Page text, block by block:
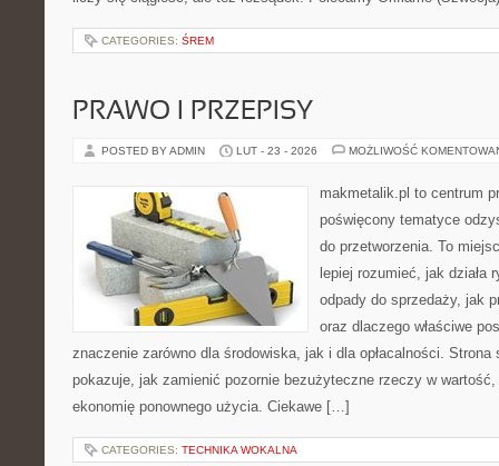
CATEGORIES: ŚREM
PRAWO I PRZEPISY
POSTED BY ADMIN LUT - 23 - 2026 MOŻLIWOŚĆ
makmetalik.pl to centrum
poświęcony tematyce
do przetworzenia. To
lepiej rozumieć, jak działa
odpady do sprzedaży, jak
oraz dlaczego właściwe
znaczenie zarówno dla środowiska, jak i dla opłacalności.
pokazuje, jak zamienić pozornie bezużyteczne rzeczy w
ekonomię ponownego użycia. Ciekawe […]
CATEGORIES: TECHNIKA WOKALNA